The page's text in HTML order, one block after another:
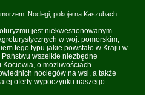
Noclegi, pokoje na Kaszubach
jest niekwestionowanym
w woj. pomorskim,
tego typu jakie powstało w Kraju w
wszelkie niezbędne
o możliwościach
noclegów na wsi, a także
oferty wypoczynku naszego